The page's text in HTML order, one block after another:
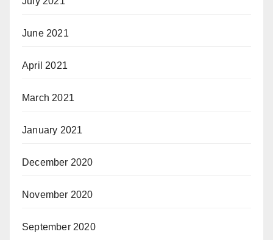
June 2021
April 2021
March 2021
January 2021
December 2020
November 2020
September 2020